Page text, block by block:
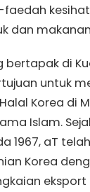
dan
bertapak di
untuk
Korea di
Islam.
1967, aT
Korea